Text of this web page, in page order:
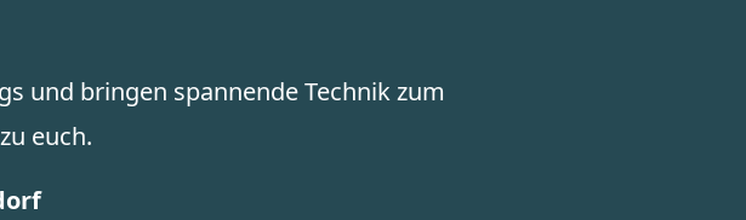
und bringen spannende Technik zum
euch.